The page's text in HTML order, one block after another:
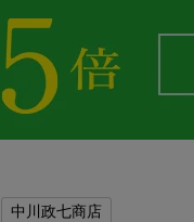
中川政七商店